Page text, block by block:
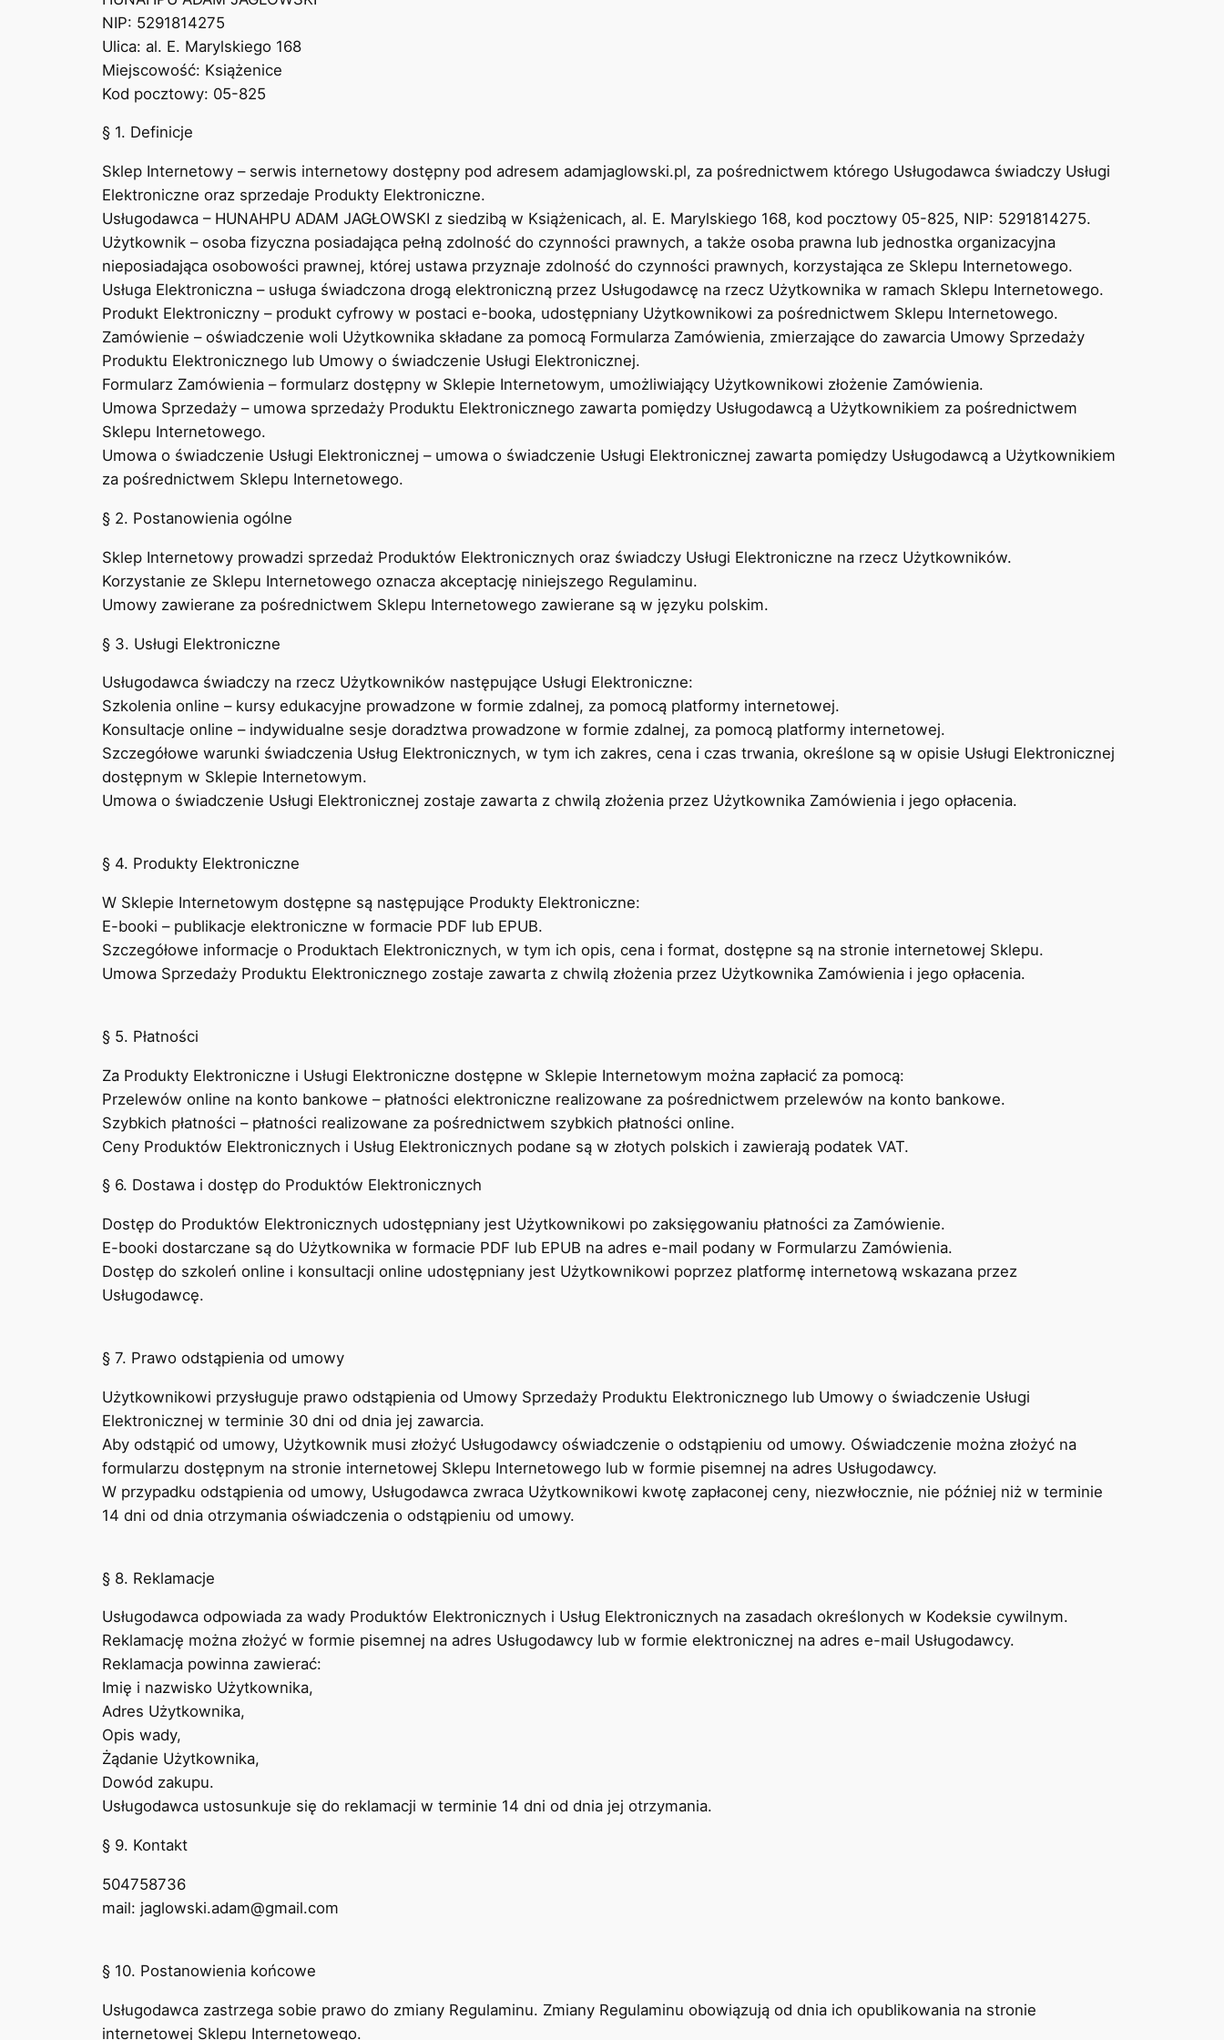
NIP: 5291814275
Ulica: al. E. Marylskiego 168
Miejscowość: Książenice
Kod pocztowy: 05-825
§ 1. Definicje
Sklep Internetowy – serwis internetowy dostępny pod adresem adamjaglowski.pl, za pośrednictwem którego Usługodawca świadczy Usługi
Elektroniczne oraz sprzedaje Produkty Elektroniczne.
Usługodawca – HUNAHPU ADAM JAGŁOWSKI z siedzibą w Książenicach, al. E. Marylskiego 168, kod pocztowy 05-825, NIP: 5291814275.
Użytkownik – osoba fizyczna posiadająca pełną zdolność do czynności prawnych, a także osoba prawna lub jednostka organizacyjna
nieposiadająca osobowości prawnej, której ustawa przyznaje zdolność do czynności prawnych, korzystająca ze Sklepu Internetowego.
Usługa Elektroniczna – usługa świadczona drogą elektroniczną przez Usługodawcę na rzecz Użytkownika w ramach Sklepu Internetowego.
Produkt Elektroniczny – produkt cyfrowy w postaci e-booka, udostępniany Użytkownikowi za pośrednictwem Sklepu Internetowego.
Zamówienie – oświadczenie woli Użytkownika składane za pomocą Formularza Zamówienia, zmierzające do zawarcia Umowy Sprzedaży
Produktu Elektronicznego lub Umowy o świadczenie Usługi Elektronicznej.
Formularz Zamówienia – formularz dostępny w Sklepie Internetowym, umożliwiający Użytkownikowi złożenie Zamówienia.
Umowa Sprzedaży – umowa sprzedaży Produktu Elektronicznego zawarta pomiędzy Usługodawcą a Użytkownikiem za pośrednictwem
Sklepu Internetowego.
Umowa o świadczenie Usługi Elektronicznej – umowa o świadczenie Usługi Elektronicznej zawarta pomiędzy Usługodawcą a Użytkownikiem
za pośrednictwem Sklepu Internetowego.
§ 2. Postanowienia ogólne
Sklep Internetowy prowadzi sprzedaż Produktów Elektronicznych oraz świadczy Usługi Elektroniczne na rzecz Użytkowników.
Korzystanie ze Sklepu Internetowego oznacza akceptację niniejszego Regulaminu.
Umowy zawierane za pośrednictwem Sklepu Internetowego zawierane są w języku polskim.
§ 3. Usługi Elektroniczne
Usługodawca świadczy na rzecz Użytkowników następujące Usługi Elektroniczne:
Szkolenia online – kursy edukacyjne prowadzone w formie zdalnej, za pomocą platformy internetowej.
Konsultacje online – indywidualne sesje doradztwa prowadzone w formie zdalnej, za pomocą platformy internetowej.
Szczegółowe warunki świadczenia Usług Elektronicznych, w tym ich zakres, cena i czas trwania, określone są w opisie Usługi Elektronicznej
dostępnym w Sklepie Internetowym.
Umowa o świadczenie Usługi Elektronicznej zostaje zawarta z chwilą złożenia przez Użytkownika Zamówienia i jego opłacenia.
§ 4. Produkty Elektroniczne
W Sklepie Internetowym dostępne są następujące Produkty Elektroniczne:
E-booki – publikacje elektroniczne w formacie PDF lub EPUB.
Szczegółowe informacje o Produktach Elektronicznych, w tym ich opis, cena i format, dostępne są na stronie internetowej Sklepu.
Umowa Sprzedaży Produktu Elektronicznego zostaje zawarta z chwilą złożenia przez Użytkownika Zamówienia i jego opłacenia.
§ 5. Płatności
Za Produkty Elektroniczne i Usługi Elektroniczne dostępne w Sklepie Internetowym można zapłacić za pomocą:
Przelewów online na konto bankowe – płatności elektroniczne realizowane za pośrednictwem przelewów na konto bankowe.
Szybkich płatności – płatności realizowane za pośrednictwem szybkich płatności online.
Ceny Produktów Elektronicznych i Usług Elektronicznych podane są w złotych polskich i zawierają podatek VAT.
§ 6. Dostawa i dostęp do Produktów Elektronicznych
Dostęp do Produktów Elektronicznych udostępniany jest Użytkownikowi po zaksięgowaniu płatności za Zamówienie.
E-booki dostarczane są do Użytkownika w formacie PDF lub EPUB na adres e-mail podany w Formularzu Zamówienia.
Dostęp do szkoleń online i konsultacji online udostępniany jest Użytkownikowi poprzez platformę internetową wskazana przez
Usługodawcę.
§ 7. Prawo odstąpienia od umowy
Użytkownikowi przysługuje prawo odstąpienia od Umowy Sprzedaży Produktu Elektronicznego lub Umowy o świadczenie Usługi
Elektronicznej w terminie 30 dni od dnia jej zawarcia.
Aby odstąpić od umowy, Użytkownik musi złożyć Usługodawcy oświadczenie o odstąpieniu od umowy. Oświadczenie można złożyć na
formularzu dostępnym na stronie internetowej Sklepu Internetowego lub w formie pisemnej na adres Usługodawcy.
W przypadku odstąpienia od umowy, Usługodawca zwraca Użytkownikowi kwotę zapłaconej ceny, niezwłocznie, nie później niż w terminie
14 dni od dnia otrzymania oświadczenia o odstąpieniu od umowy.
§ 8. Reklamacje
Usługodawca odpowiada za wady Produktów Elektronicznych i Usług Elektronicznych na zasadach określonych w Kodeksie cywilnym.
Reklamację można złożyć w formie pisemnej na adres Usługodawcy lub w formie elektronicznej na adres e-mail Usługodawcy.
Reklamacja powinna zawierać:
Imię i nazwisko Użytkownika,
Adres Użytkownika,
Opis wady,
Żądanie Użytkownika,
Dowód zakupu.
Usługodawca ustosunkuje się do reklamacji w terminie 14 dni od dnia jej otrzymania.
§ 9. Kontakt
504758736
mail: jaglowski.adam@gmail.com
§ 10. Postanowienia końcowe
Usługodawca zastrzega sobie prawo do zmiany Regulaminu. Zmiany Regulaminu obowiązują od dnia ich opublikowania na stronie
internetowej Sklepu Internetowego.